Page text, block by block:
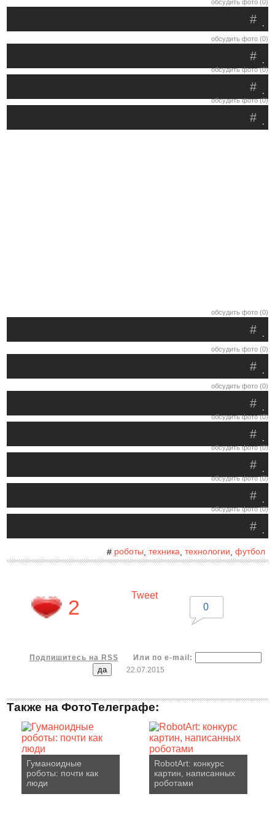
обсудить фото (0)
.
#
обсудить фото (0)
.
#
обсудить фото (0)
.
#
обсудить фото (0)
.
#
обсудить фото (0)
.
#
обсудить фото (0)
.
#
обсудить фото (0)
.
#
обсудить фото (0)
.
#
обсудить фото (0)
.
#
обсудить фото (0)
.
#
обсудить фото (0)
.
#
# роботы техника, технологии футбол
2
Tweet
0
Подпишитесь на RSS
Или по e-mail:
22.07.2015
Также на ФотоТелеграфе:
Гуманоидные
роботы: почти как
люди
RobotArt: конкурс
картин, написанных
роботами